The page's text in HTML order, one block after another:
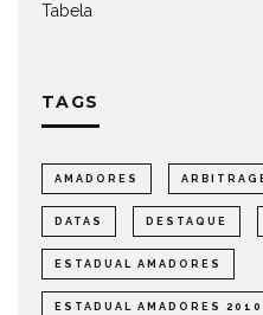
Tabela
TAGS
AMADORES
DATAS DESTAQUE
ESTADUAL AMADORES
ESTADUAL AMADORES 2010